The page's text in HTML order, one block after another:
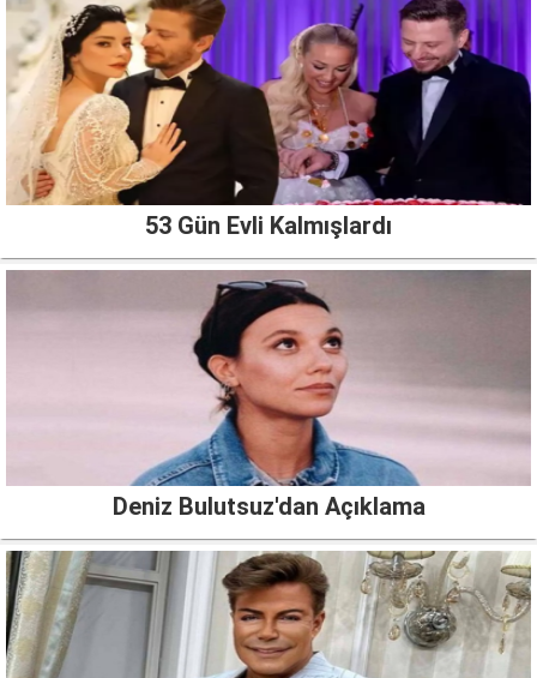
53 Gün Evli Kalmışlardı
Deniz Bulutsuz'dan Açıklama